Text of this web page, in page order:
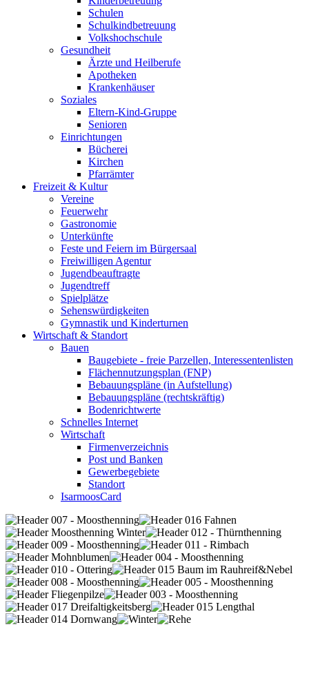
Schulen
Schulkindbetreuung
Volkshochschule
Gesundheit
Ärzte und Heilberufe
Apotheken
Krankenhäuser
Soziales
Eltern-Kind-Gruppe
Senioren
Einrichtungen
Bücherei
Kirchen
Pfarrämter
Freizeit & Kultur
Vereine
Feuerwehr
Gastronomie
Unterkünfte
Feste und Feiern im Bürgersaal
Freiwilligen Agentur
Jugendbeauftragte
Jugendtreff
Spielplätze
Sehenswürdigkeiten
Gymnastik und Kinderturnen
Wirtschaft & Standort
Bauen
Baugebiete - freie Parzellen, Interessentenlisten
Flächennutzungsplan (FNP)
Bebauungspläne (in Aufstellung)
Bebauungspläne (rechtskräftig)
Bodenrichtwerte
Schnelles Internet
Wirtschaft
Firmenverzeichnis
Post und Banken
Gewerbegebiete
Standort
IsarmoosCard